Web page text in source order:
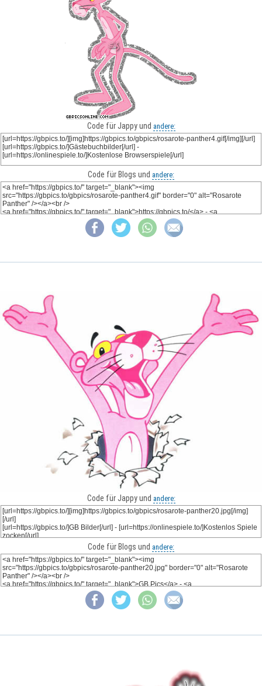
Code für Jappy und andere:
Code für Blogs und andere:
Code für Jappy und andere:
Code für Blogs und andere: